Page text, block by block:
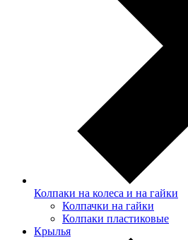
Колпаки на колеса и на гайки
Колпачки на гайки
Колпаки пластиковые
Крылья